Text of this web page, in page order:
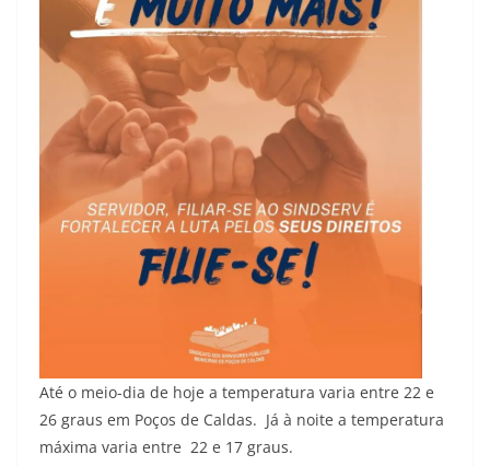
Até o meio-dia de hoje a temperatura varia entre 22 e
26 graus em Poços de Caldas. Já à noite a temperatura
máxima varia entre 22 e 17 graus.